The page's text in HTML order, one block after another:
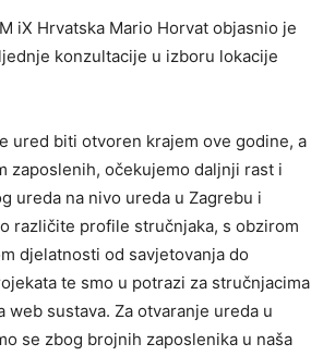
iX Hrvatska Mario Horvat objasnio je
konzultacije u izboru lokacije
ured biti otvoren krajem ove godine, a
zaposlenih, očekujemo daljnji rast i
ureda na nivo ureda u Zagrebu i
različite profile stručnjaka, s obzirom
djelatnosti od savjetovanja do
te smo u potrazi za stručnjacima
web sustava. Za otvaranje ureda u
se zbog brojnih zaposlenika u naša